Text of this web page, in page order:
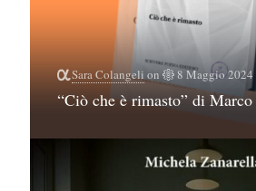
Sara Colangeli on 8 Maggio 2024
“Ciò che è rimasto” di